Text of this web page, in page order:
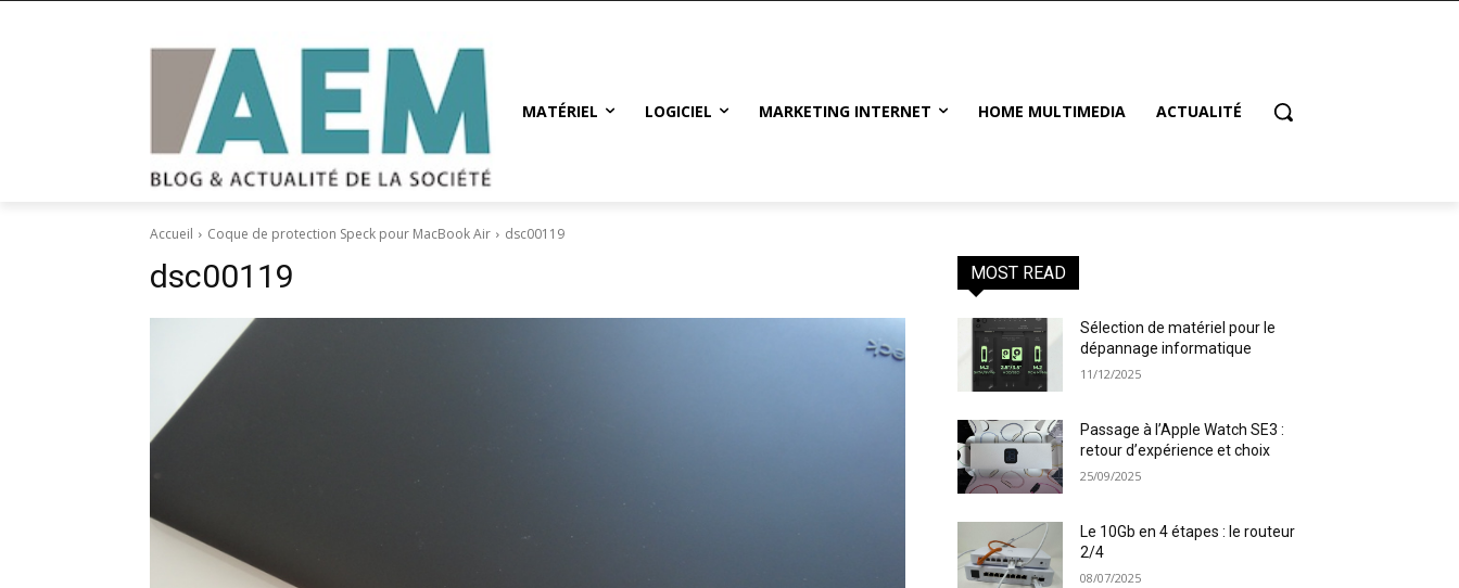
MATÉRIEL LOGICIEL MARKETING INTERNET HOME MULTIMEDIA ACTUALITÉ
Accueil Coque de protection Speck pour MacBook Air dsc00119
dsc00119 MOST READ
Sélection de matériel pour le
dépannage informatique
11/12/2025
Passage à l’Apple Watch SE3 :
retour d’expérience et choix
25/09/2025
Le 10Gb en 4 étapes : le routeur
2/4
08/07/2025